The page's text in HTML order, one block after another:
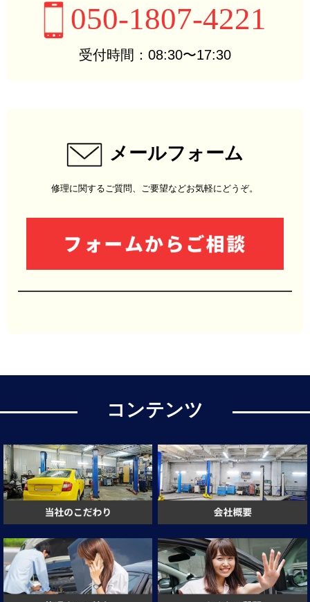
050-1807-4221
受付時間：08:30〜17:30
メールフォーム
修理に関するご質問、ご要望などお気軽にどうぞ。
コンテンツ